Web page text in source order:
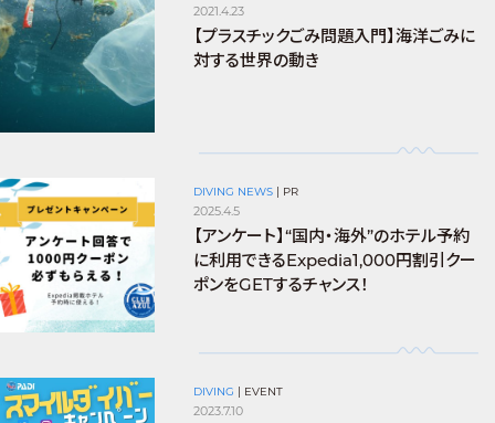
2021.4.23
【プラスチックごみ問題入門】海洋ごみに
対する世界の動き
DIVING NEWS | PR
2025.4.5
【アンケート】“国内・海外”のホテル予約
に利用できるExpedia1,000円割引クー
ポンをGETするチャンス！
DIVING | EVENT
2023.7.10